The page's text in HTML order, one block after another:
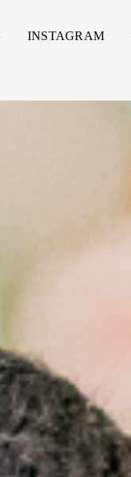
INSTAGRAM